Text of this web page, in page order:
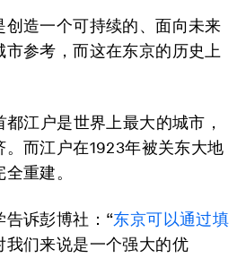
创造一个可持续的、面向未来
参考，而这在东京的历史上
江户是世界上最大的城市，
而江户在1923年被关东大地
重建。
告诉彭博社：“东京可以通过填
我们来说是一个强大的优